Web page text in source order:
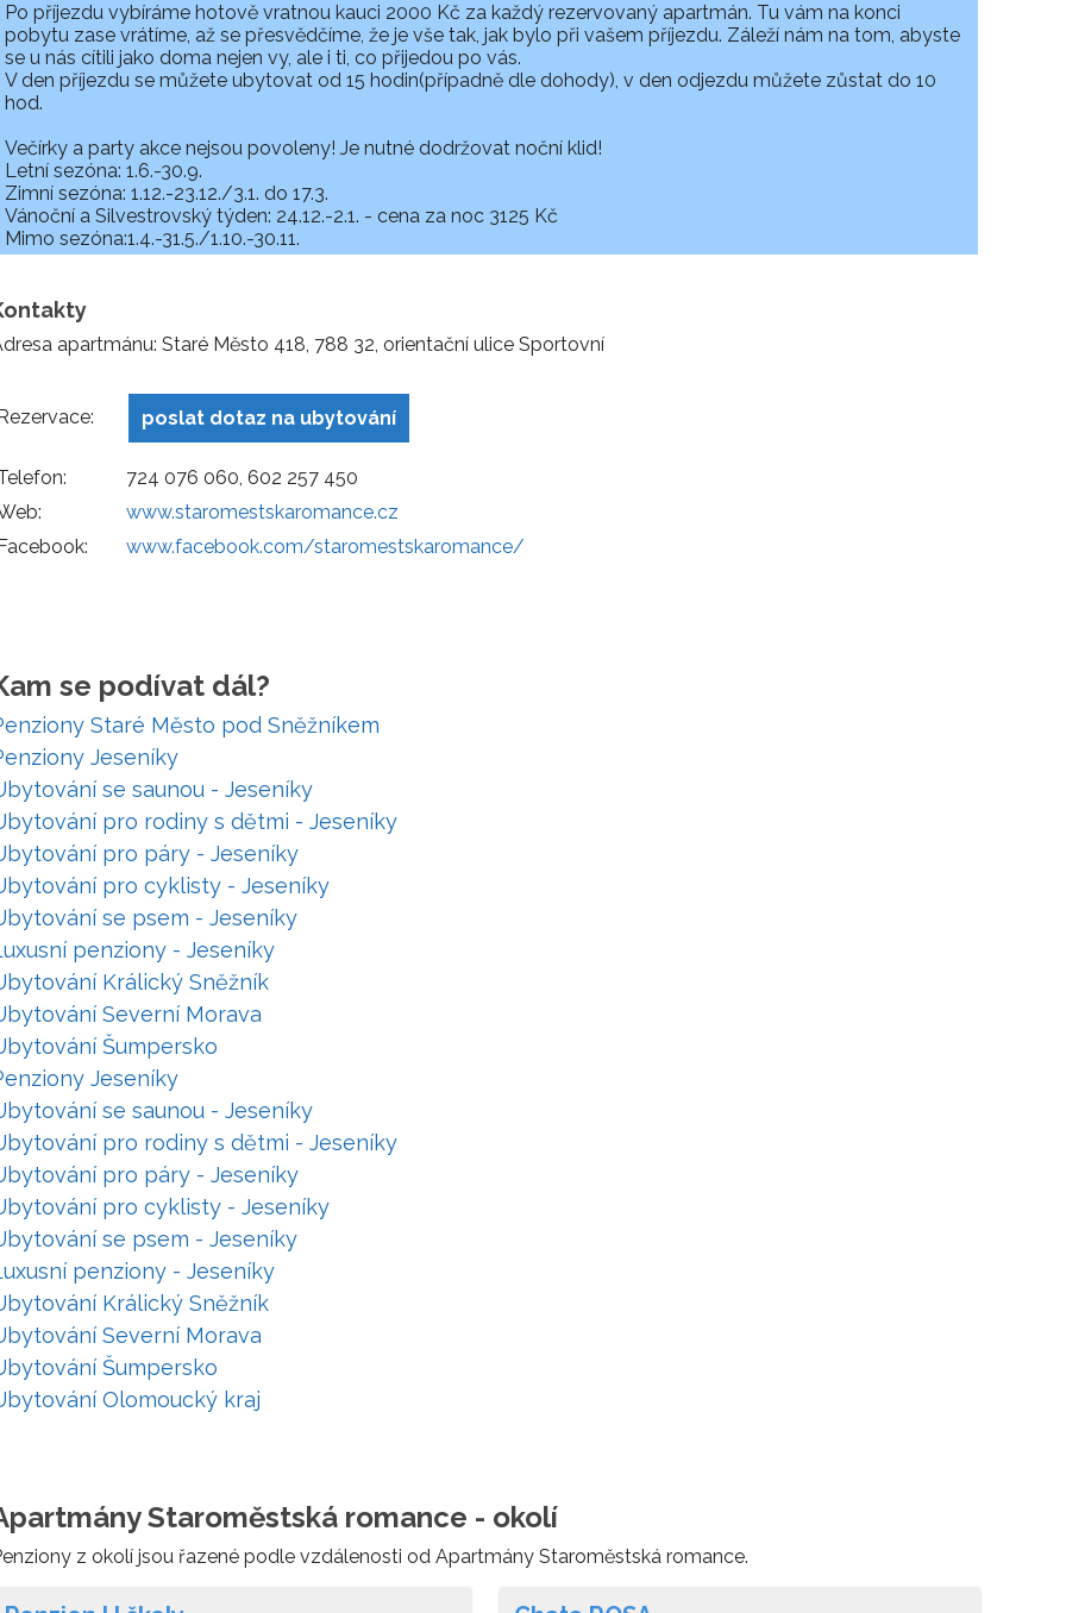
Po příjezdu vybíráme hotově vratnou kauci 2000 Kč za každý rezervovaný apartmán. Tu vám na konci
pobytu zase vrátíme, až se přesvědčíme, že je vše tak, jak bylo při vašem příjezdu. Záleží nám na tom, abyste
se u nás cítili jako doma nejen vy, ale i ti, co přijedou po vás.
V den příjezdu se můžete ubytovat od 15 hodin(případně dle dohody), v den odjezdu můžete zůstat do 10
hod.
Večírky a party akce nejsou povoleny! Je nutné dodržovat noční klid!
Letní sezóna: 1.6.-30.9.
Zimní sezóna: 1.12.-23.12./3.1. do 17.3.
Vánoční a Silvestrovský týden: 24.12.-2.1. - cena za noc 3125 Kč
Mimo sezóna:1.4.-31.5./1.10.-30.11.
apartmánu: Staré Město 418, 788 32, orientační ulice Sportovní
poslat dotaz na ubytování
724 076 060, 602 257 450
www.staromestskaromance.cz
www.facebook.com/staromestskaromance/
se podívat dál?
Staré Město pod Sněžníkem
Jeseníky
se saunou - Jeseníky
pro rodiny s dětmi - Jeseníky
pro páry - Jeseníky
pro cyklisty - Jeseníky
se psem - Jeseníky
penziony - Jeseníky
Králický Sněžník
Severní Morava
Šumpersko
Jeseníky
se saunou - Jeseníky
pro rodiny s dětmi - Jeseníky
pro páry - Jeseníky
pro cyklisty - Jeseníky
se psem - Jeseníky
penziony - Jeseníky
Králický Sněžník
Severní Morava
Šumpersko
Olomoucký kraj
Staroměstská romance - okolí
z okolí jsou řazené podle vzdálenosti od Apartmány Staroměstská romance.